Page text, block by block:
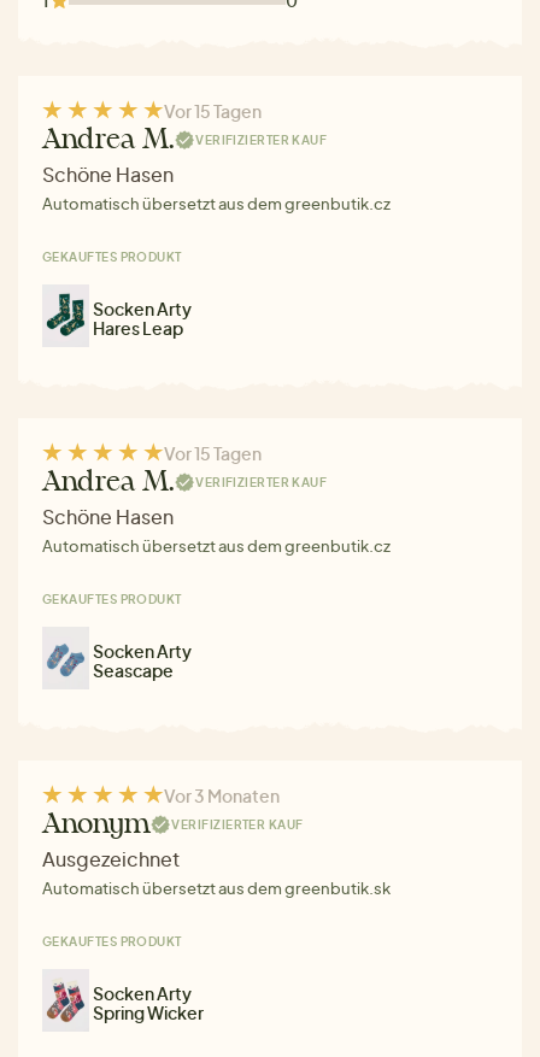
Vor 15 Tagen
Andrea M. VERIFIZIERTER KAUF
Schöne Hasen
Automatisch übersetzt aus dem greenbutik.cz
GEKAUFTES PRODUKT
Socken Arty
Hares Leap
Vor 15 Tagen
Andrea M. VERIFIZIERTER KAUF
Schöne Hasen
Automatisch übersetzt aus dem greenbutik.cz
GEKAUFTES PRODUKT
Socken Arty
Seascape
Vor 3 Monaten
Anonym VERIFIZIERTER KAUF
Ausgezeichnet
Automatisch übersetzt aus dem greenbutik.sk
GEKAUFTES PRODUKT
Socken Arty
Spring Wicker